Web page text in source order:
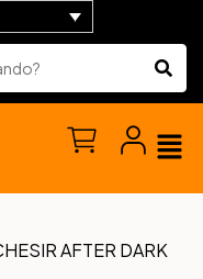
AFTER DARK